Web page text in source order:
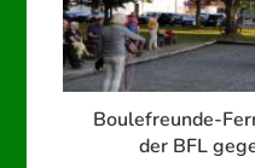
Boulefreunde-
der BFL